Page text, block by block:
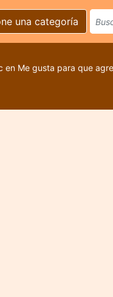
una categoría
en Me gusta para que